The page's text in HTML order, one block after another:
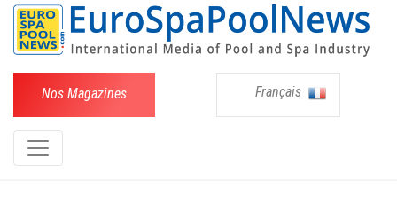
Nos Magazines Français